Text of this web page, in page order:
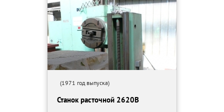
(1971 год выпуска)
Станок расточной 2620В